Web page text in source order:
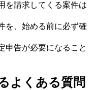
を請求してくる案件は
を、始める前に必ず確
申告が必要になること
よくある質問